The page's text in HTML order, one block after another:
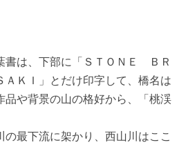
書は、下部に「ＳＴＯＮＥ ＢＲ
ＫＩ」とだけ印字して、橋名は
品や背景の山の格好から、「桃渓
の最下流に架かり、西山川はここ